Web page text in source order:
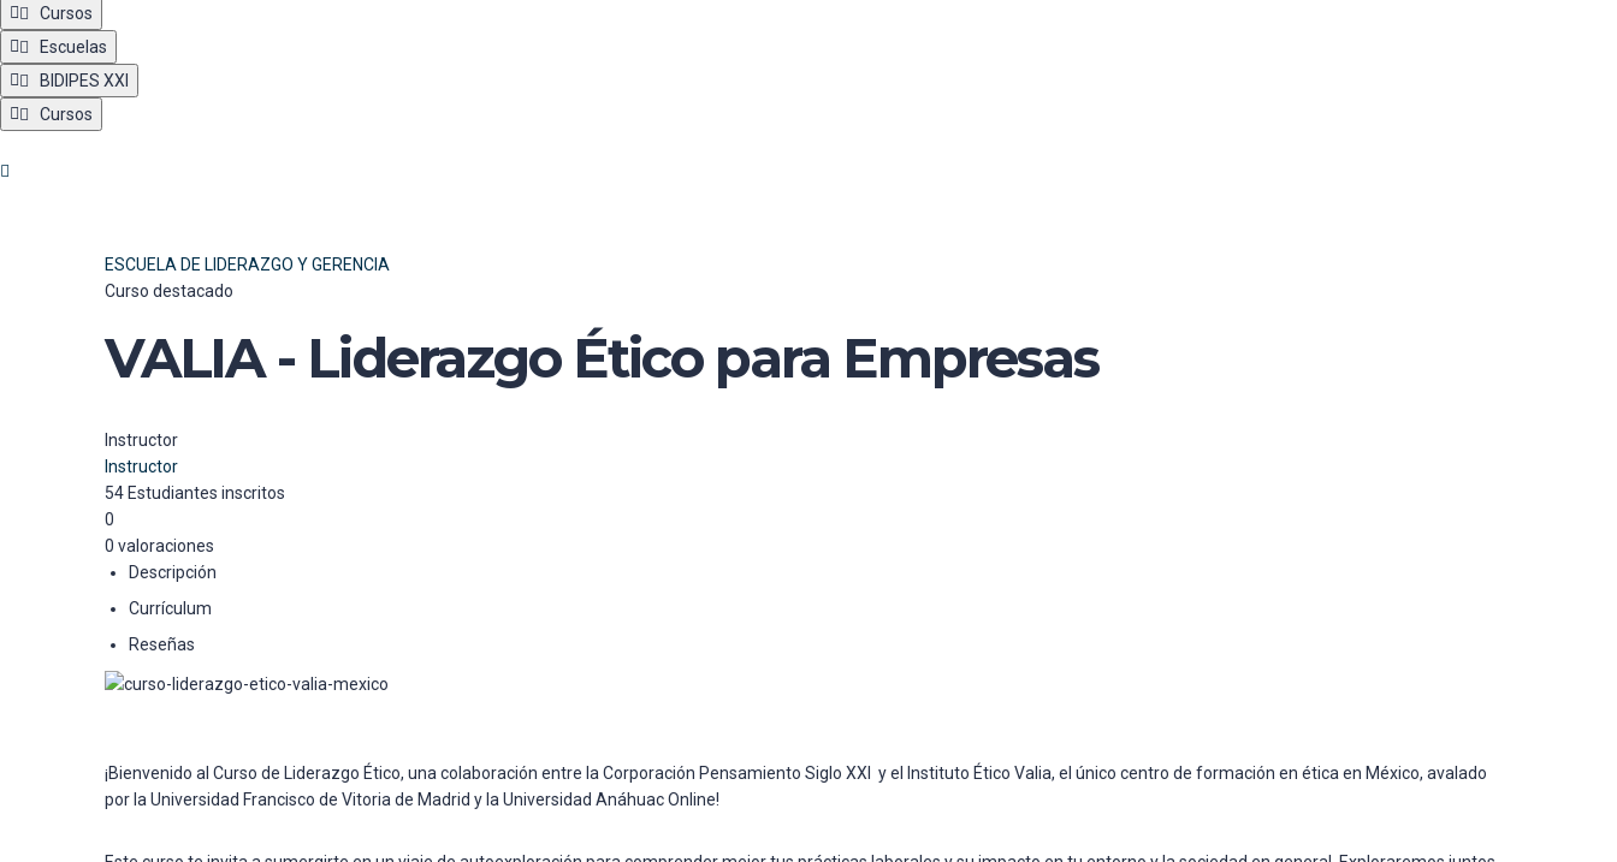
Cursos
Escuelas
BIDIPES XXI
Cursos
ESCUELA DE LIDERAZGO Y GERENCIA
Curso destacado
VALIA - Liderazgo Ético para Empresas
Instructor
Instructor
54 Estudiantes inscritos
0
0 valoraciones
Descripción
Currículum
Reseñas
¡Bienvenido al Curso de Liderazgo Ético, una colaboración entre la Corporación Pensamiento Siglo XXI y el Instituto Ético Valia, el único centro de formación en ética en México, avalado
por la Universidad Francisco de Vitoria de Madrid y la Universidad Anáhuac Online!